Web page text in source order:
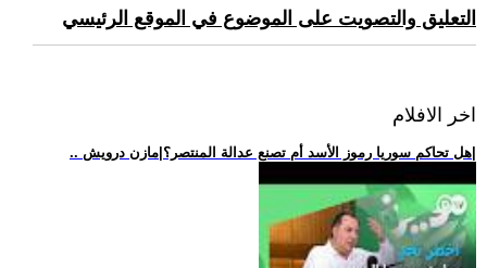
التعليق والتصويت على الموضوع في الموقع الرئيسي
اخر الافلام